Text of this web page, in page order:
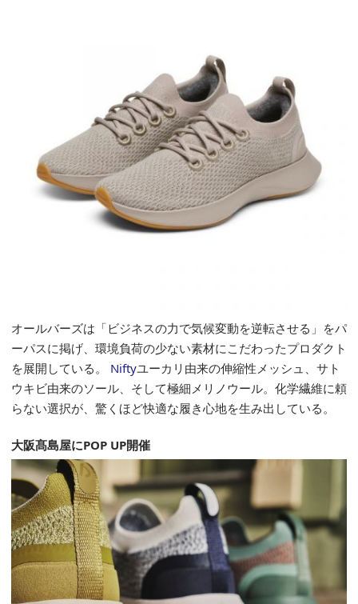
オールバーズは「ビジネスの力で気候変動を逆転させる」をパ
ーパスに掲げ、環境負荷の少ない素材にこだわったプロダクト
を展開している。 Niftyユーカリ由来の伸縮性メッシュ、サト
ウキビ由来のソール、そして極細メリノウール。化学繊維に頼
らない選択が、驚くほど快適な履き心地を生み出している。
大阪髙島屋にPOP UP開催